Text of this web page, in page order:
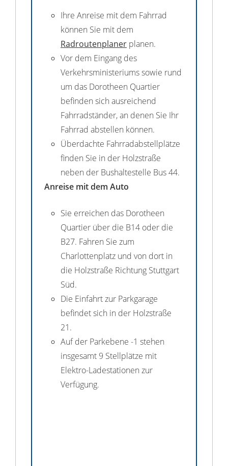
Ihre Anreise mit dem Fahrrad
können Sie mit dem
Radroutenplaner planen.
Vor dem Eingang des
Verkehrsministeriums sowie rund
um das Dorotheen Quartier
befinden sich ausreichend
Fahrradständer, an denen Sie Ihr
Fahrrad abstellen können.
Überdachte Fahrradabstellplätze
finden Sie in der Holzstraße
neben der Bushaltestelle Bus 44.
Anreise mit dem Auto
Sie erreichen das Dorotheen
Quartier über die B14 oder die
B27. Fahren Sie zum
Charlottenplatz und von dort in
die Holzstraße Richtung Stuttgart
Süd.
Die Einfahrt zur Parkgarage
befindet sich in der Holzstraße
21.
Auf der Parkebene -1 stehen
insgesamt 9 Stellplätze mit
Elektro-Ladestationen zur
Verfügung.